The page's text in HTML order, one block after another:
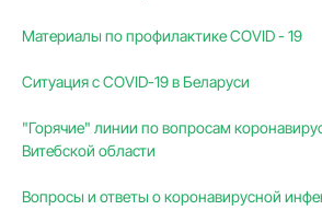
Материалы по профилактике COVID - 19
Ситуация с COVID-19 в Беларуси
"Горячие" линии по вопросам
Витебской области
Вопросы и ответы о коронавирусной